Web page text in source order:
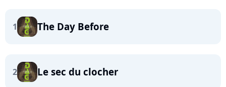
1 The Day Before
2 Le sec du clocher